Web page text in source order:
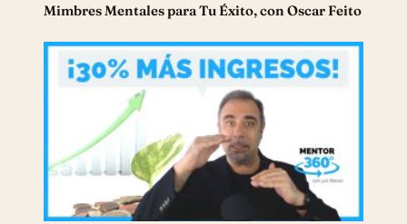
Mimbres Mentales para Tu Éxito, con Oscar Feito